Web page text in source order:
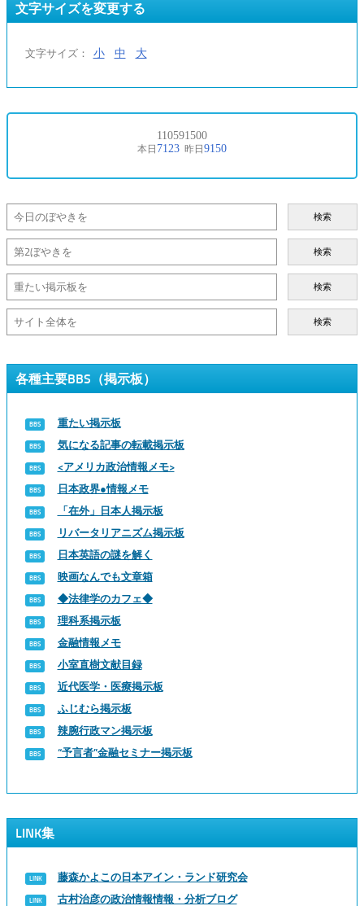
文字サイズを変更する
文字サイズ： 小 中 大
検索
検索
検索
検索
各種主要BBS（掲示板）
重たい掲示板
気になる記事の転載掲示板
<アメリカ政治情報メモ>
日本政界●情報メモ
「在外」日本人掲示板
リバータリアニズム掲示板
日本英語の謎を解く
映画なんでも文章箱
◆法律学のカフェ◆
理科系掲示板
金融情報メモ
小室直樹文献目録
近代医学・医療掲示板
ふじむら掲示板
辣腕行政マン掲示板
“予言者”金融セミナー掲示板
LINK集
藤森かよこの日本アイン・ランド研究会
古村治彦の政治情報情報・分析ブログ